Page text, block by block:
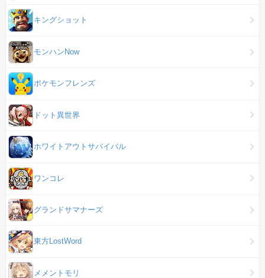
キングショット
モンハンNow
ポケモンフレンズ
ドット異世界
ホワイトアウトサバイバル
ワンコレ
グランドサマナーズ
東方LostWord
メメントモリ